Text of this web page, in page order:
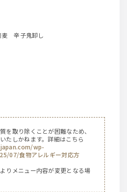
麦 辛子鬼卸し
を取り除くことが困難なため、
たしかねます。詳細はこちら
wp-
07/食物アレルギー対応方
りメニュー内容が変更となる場